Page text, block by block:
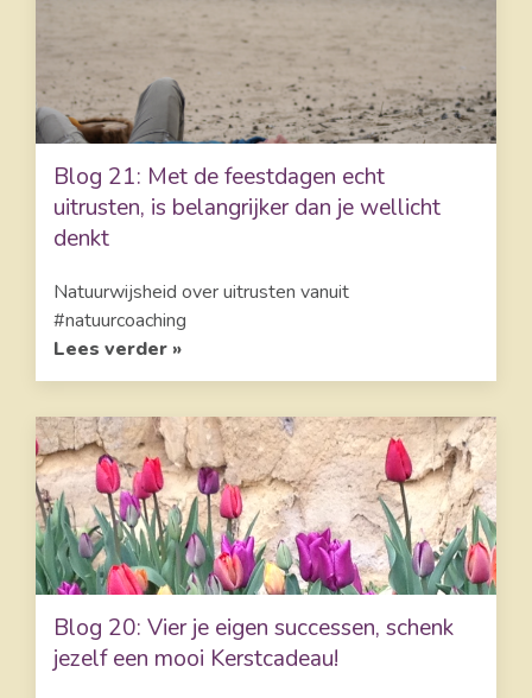
Blog 21: Met de feestdagen echt
uitrusten, is belangrijker dan je wellicht
denkt
Natuurwijsheid over uitrusten vanuit
#natuurcoaching
Lees verder »
Blog 20: Vier je eigen successen, schenk
jezelf een mooi Kerstcadeau!